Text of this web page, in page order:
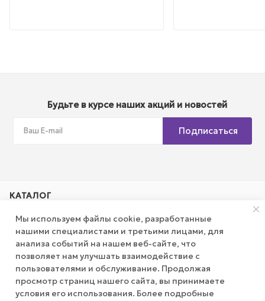
Будьте в курсе наших акций и новостей
Подписаться
КАТАЛОГ
КОМПАНИЯ
ПУБЛИЧНАЯ ОФЕРТА
Мы используем файлы cookie, разработанные
нашими специалистами и третьими лицами, для
анализа событий на нашем веб-сайте, что
позволяет нам улучшать взаимодействие с
пользователями и обслуживание. Продолжая
просмотр страниц нашего сайта, вы принимаете
условия его использования. Более подробные